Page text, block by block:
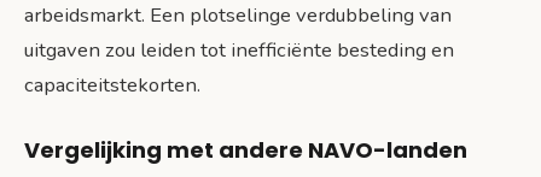
arbeidsmarkt. Een plotselinge verdubbeling van
uitgaven zou leiden tot inefficiënte besteding en
capaciteitstekorten.
Vergelijking met andere NAVO-landen